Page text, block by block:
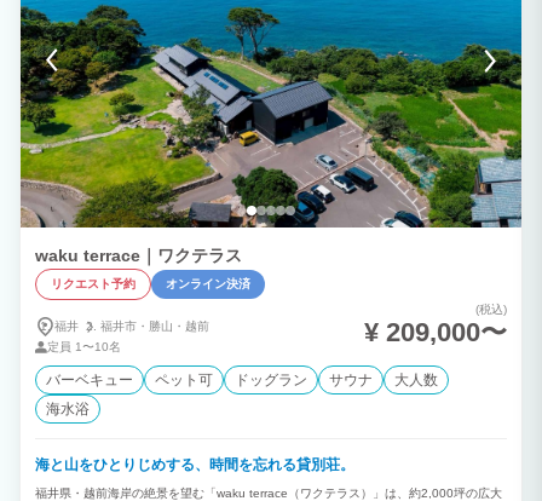
waku terrace｜ワクテラス
リクエスト予約 オンライン決済
福井 福井市・ 勝山・ 越前
定員 1〜10名
(税込)
¥ 209,000〜
バーベキュー ペット可 ドッグラン サウナ
大人数
海水浴
海と山をひとりじめする、時間を忘れる貸別荘。
福井県・越前海岸の絶景を望む「waku terrace（ワクテラス）」は、約2,000坪の広大